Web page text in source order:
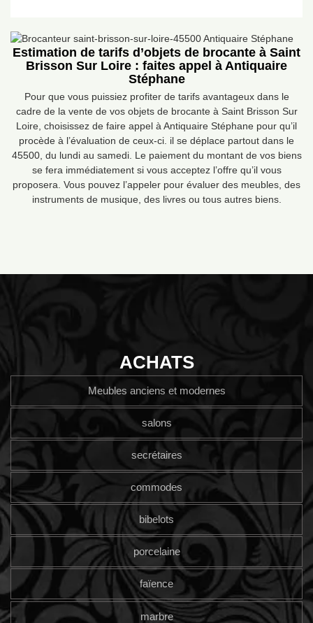
Estimation de tarifs d’objets de brocante à Saint
Brisson Sur Loire : faites appel à Antiquaire
Stéphane
Pour que vous puissiez profiter de tarifs avantageux dans le
cadre de la vente de vos objets de brocante à Saint Brisson Sur
Loire, choisissez de faire appel à Antiquaire Stéphane pour qu’il
procède à l’évaluation de ceux-ci. il se déplace partout dans le
45500, du lundi au samedi. Le paiement du montant de vos biens
se fera immédiatement si vous acceptez l’offre qu’il vous
proposera. Vous pouvez l’appeler pour évaluer des meubles, des
instruments de musique, des livres ou tous autres biens.
ACHATS
Meubles anciens et modernes
salons
secrétaires
commodes
bibelots
porcelaine
faïence
marbre